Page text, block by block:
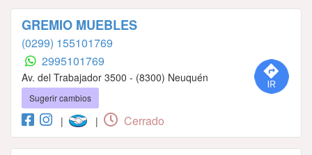
GREMIO MUEBLES
(0299) 155101769
2995101769
Av. del Trabajador 3500 - (8300) Neuquén
Sugerir cambios
| | Cerrado